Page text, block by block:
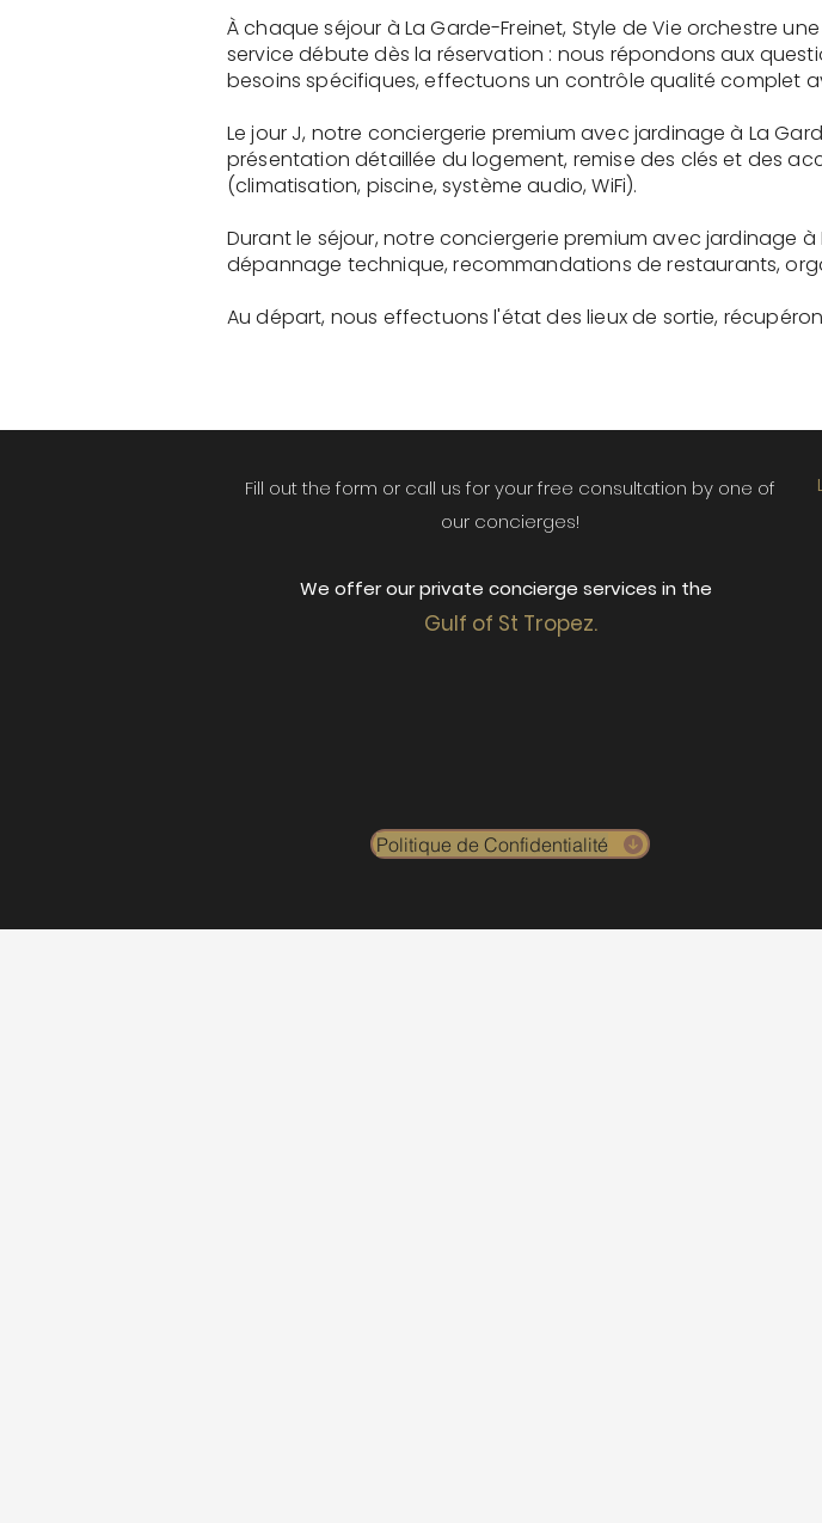
À chaque séjour à La Garde-Freinet, Style de Vie orchestre
service débute dès la réservation : nous répondons aux
besoins spécifiques, effectuons un contrôle qualité complet
Le jour J, notre conciergerie premium avec jardinage à La
présentation détaillée du logement, remise des clés et des
(climatisation, piscine, système audio, WiFi).
Durant le séjour, notre conciergerie premium avec jardinage
dépannage technique, recommandations de restaurants,
Au départ, nous effectuons l'état des lieux de sortie,
Fill out the form or call us for your free consultation by one of
our concierges!
We offer our private concierge services in the
Gulf of St Tropez.
Politique de Confidentialité